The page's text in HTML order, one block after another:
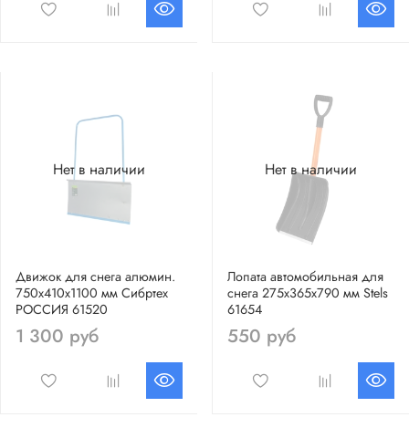
Нет в наличии
Движок для снега алюмин.
750х410х1100 мм Сибртех
РОССИЯ 61520
1 300 руб
Нет в наличии
Лопата автомобильная для
снега 275х365х790 мм Stels
61654
550 руб